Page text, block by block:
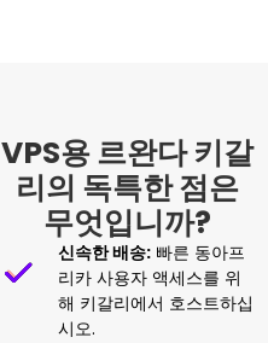
VPS용 르완다 키갈
리의 독특한 점은
무엇입니까?
신속한 배송: 빠른 동아프
리카 사용자 액세스를 위
해 키갈리에서 호스트하십
시오.